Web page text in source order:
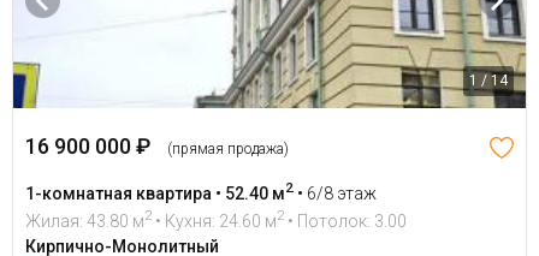
1 / 14
16 900 000 ₽ (прямая продажа)
1-комнатная квартира • 52.40 м2 • 6/8 этаж
Жилая: 43.80 м2 • Кухня: 24.60 м2 • Потолок: 3.00
Кирпично-Монолитный